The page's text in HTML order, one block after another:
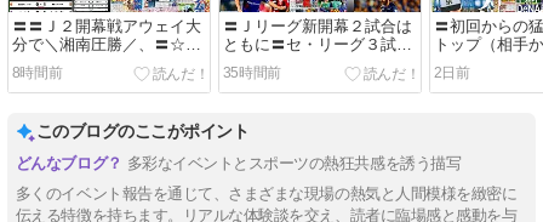
〓〓Ｊ２開幕戦アウェイ大
分で＼湘南圧勝／、〓☆延
長12回裏に225の一発が出
て＼横浜優勝／など、令和
８年８月８日の〓〓関連＋
8時間前
〓Ｊリーグ新開幕２試合は
ともに〓セ・リーグ３試合
より得点が多かった件はじ
め、8/7の〓〓関連
35時間前
〓初回からの
トップ（相手
「ビドい炎上
☆）はじめ、8/
α
2日前
このブログのここがポイント
多彩なイベントとスポーツの熱狂共感を誘う描写
多くのイベント報告を通じて、さまざまな現場の熱気と人間模様を緻密に
伝える特徴を持ちます。リアルな体験談を交え、読者に臨場感と感動を与